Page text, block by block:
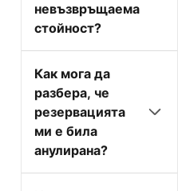
невъзвръщаема
стойност?
Как мога да
разбера, че
резервацията
ми е била
анулирана?